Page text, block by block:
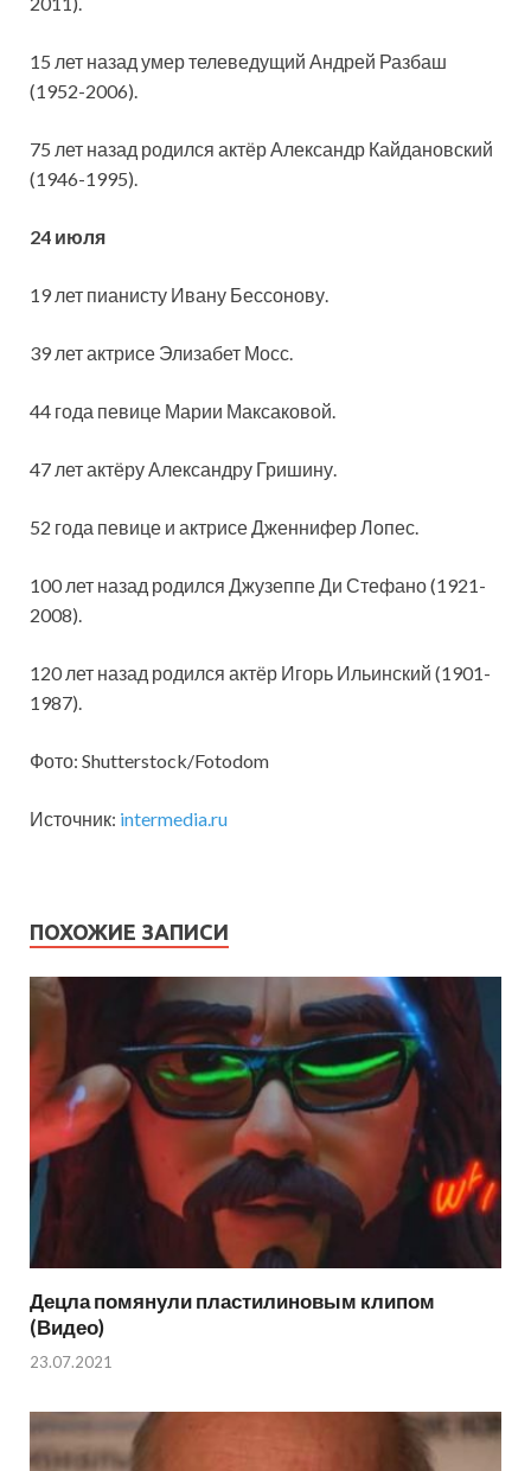
15 лет назад умер телеведущий Андрей Разбаш
(1952-2006).
75 лет назад родился актёр Александр Кайдановский
(1946-1995).
24 июля
19 лет пианисту Ивану Бессонову.
39 лет актрисе Элизабет Мосс.
44 года певице Марии Максаковой.
47 лет актёру Александру Гришину.
52 года певице и актрисе Дженнифер Лопес.
100 лет назад родился Джузеппе Ди Стефано (1921-
2008).
120 лет назад родился актёр Игорь Ильинский (1901-
1987).
Фото: Shutterstock/Fotodom
Источник: intermedia.ru
ПОХОЖИЕ ЗАПИСИ
Децла помянули пластилиновым клипом
(Видео)
23.07.2021